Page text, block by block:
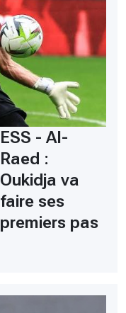
ESS - Al-
Raed :
Oukidja va
faire ses
premiers pas